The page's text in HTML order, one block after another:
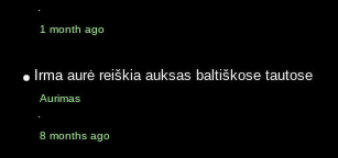
·
1 month ago
Irma aurė reiškia auksas baltiškose tautose
Aurimas
·
8 months ago